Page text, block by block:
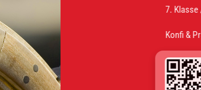
7. Klasse /
Konfi & Praxis im